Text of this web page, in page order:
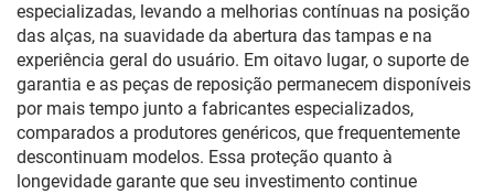
especializadas, levando a melhorias contínuas na posição
das alças, na suavidade da abertura das tampas e na
experiência geral do usuário. Em oitavo lugar, o suporte de
garantia e as peças de reposição permanecem disponíveis
por mais tempo junto a fabricantes especializados,
comparados a produtores genéricos, que frequentemente
descontinuam modelos. Essa proteção quanto à
longevidade garante que seu investimento continue